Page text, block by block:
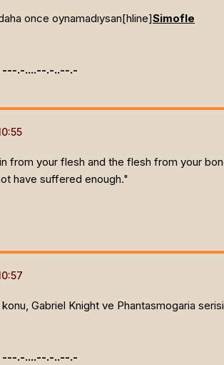
once oynamadıysan[hline]Simofle
---.-....--.-..--.-
from your flesh and the flesh from your
have suffered enough."
Gabriel Knight ve Phantasmogaria
---.-....--.-..--.-